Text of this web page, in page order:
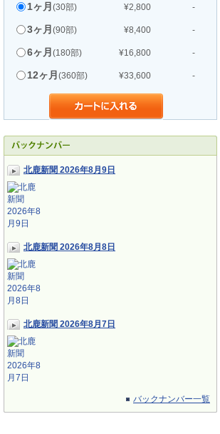
1ヶ月 (30部) ¥2,800 -
3ヶ月 (90部) ¥8,400 -
6ヶ月 (180部) ¥16,800 -
12ヶ月 (360部) ¥33,600 -
北鹿新聞 2026年8月9日
北鹿新聞 2026年8月8日
北鹿新聞 2026年8月7日
バックナンバー一覧